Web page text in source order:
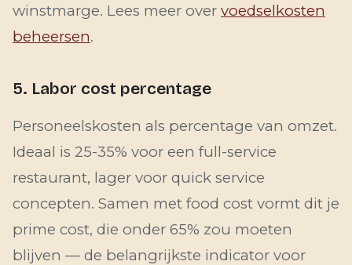
winstmarge. Lees meer over voedselkosten
beheersen.
5. Labor cost percentage
Personeelskosten als percentage van omzet.
Ideaal is 25-35% voor een full-service
restaurant, lager voor quick service
concepten. Samen met food cost vormt dit je
prime cost, die onder 65% zou moeten
blijven — de belangrijkste indicator voor